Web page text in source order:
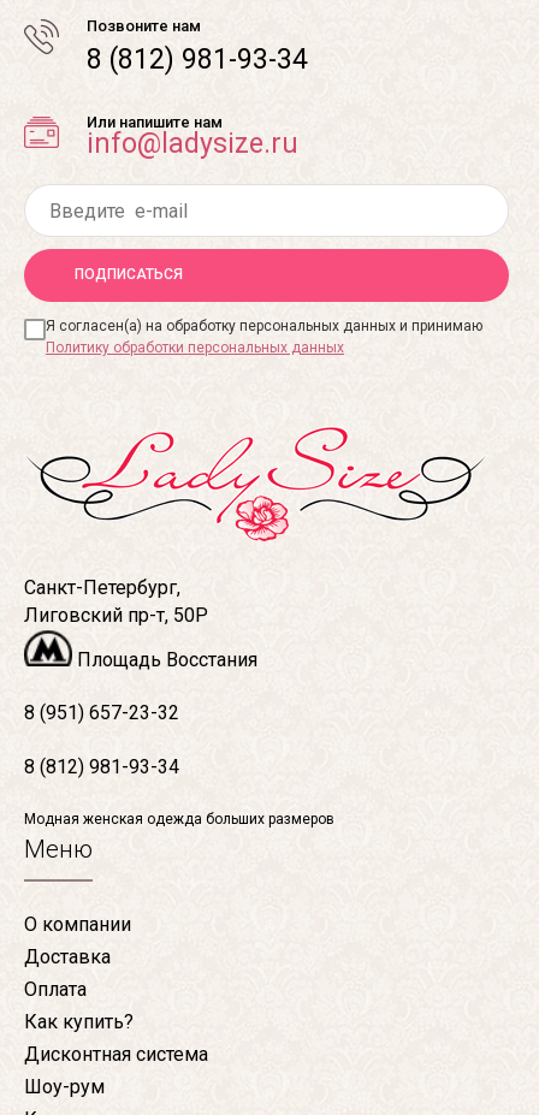
Позвоните нам
8 (812) 981-93-34
Или напишите нам
info@ladysize.ru
ПОДПИСАТЬСЯ
Я согласен(а) на обработку персональных данных и принимаю
Политику обработки персональных данных
Санкт-Петербург,
Лиговский пр-т, 50Р
Площадь Восстания
8 (951) 657-23-32
8 (812) 981-93-34
Модная женская одежда больших размеров
Меню
О компании
Доставка
Оплата
Как купить?
Дисконтная система
Шоу-рум